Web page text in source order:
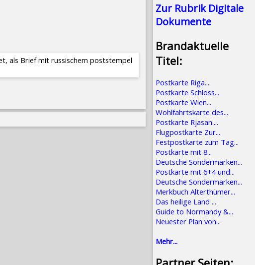
Zur Rubrik Digitale
Dokumente
Brandaktuelle
Titel:
Postkarte Riga...
Postkarte Schloss...
Postkarte Wien...
Wohlfahrtskarte des...
Postkarte Rjasan....
Flugpostkarte Zur...
Festpostkarte zum Tag...
Postkarte mit 8...
Deutsche Sondermarken...
Postkarte mit 6+4 und...
Deutsche Sondermarken...
Merkbuch Alterthümer...
Das heilige Land ...
Guide to Normandy &...
Neuester Plan von...
Mehr...
als Brief mit russischem poststempel